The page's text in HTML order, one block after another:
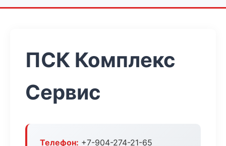
ПСК Комплекс
Сервис
Телефон: +7-904-274-21-65